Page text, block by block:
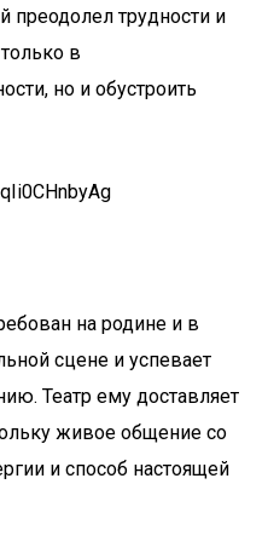
преодолел трудности и
в
но и обустроить
на родине и в
сцене и успевает
Театр ему доставляет
живое общение со
и способ настоящей